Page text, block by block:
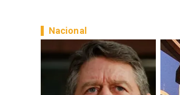
Nacional